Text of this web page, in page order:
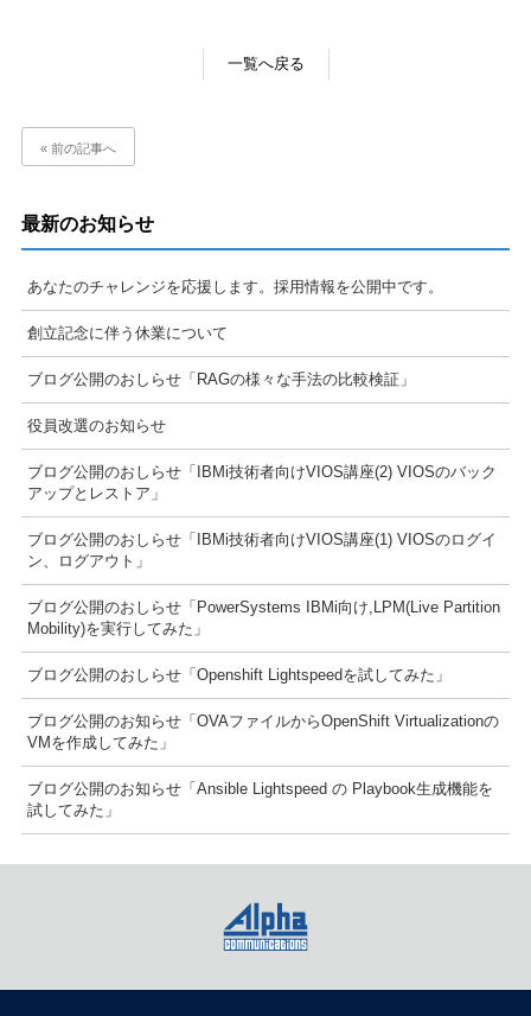
一覧へ戻る
« 前の記事へ
最新のお知らせ
あなたのチャレンジを応援します。採用情報を公開中です。
創立記念に伴う休業について
ブログ公開のおしらせ「RAGの様々な手法の比較検証」
役員改選のお知らせ
ブログ公開のおしらせ「IBMi技術者向けVIOS講座(2) VIOSのバック
アップとレストア」
ブログ公開のおしらせ「IBMi技術者向けVIOS講座(1) VIOSのログイ
ン、ログアウト」
ブログ公開のおしらせ「PowerSystems IBMi向け,LPM(Live Partition
Mobility)を実行してみた」
ブログ公開のおしらせ「Openshift Lightspeedを試してみた」
ブログ公開のお知らせ「OVAファイルからOpenShift Virtualizationの
VMを作成してみた」
ブログ公開のお知らせ「Ansible Lightspeed の Playbook生成機能を
試してみた」